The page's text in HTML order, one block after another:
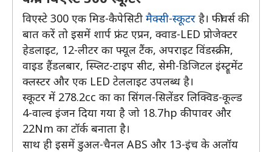
विएस्टे 300 एक मिड-कैपेसिटी मैक्सी-स्कूटर है। फीचर्स की
बात करें तो इसमें शार्प फ्रंट एप्रन, क्वाड-LED प्रोजेक्टर
हेडलाइट, 12-लीटर का फ्यूल टैंक, अपराइट विंडस्क्रीन,
वाइड हैंडलबार, स्प्लिट-टाइप सीट, सेमी-डिजिटल इंस्ट्रूमेंट
क्लस्टर और एक LED टेललाइट उपलब्ध है।
स्कूटर में 278.2cc का का सिंगल-सिलेंडर लिक्विड-कूल्ड
4-वाल्व इंजन दिया गया है जो 18.7hp की पावर और
22Nm का टॉर्क बनाता है।
साथ ही इसमें डुअल-चैनल ABS और 13-इंच के अलॉय